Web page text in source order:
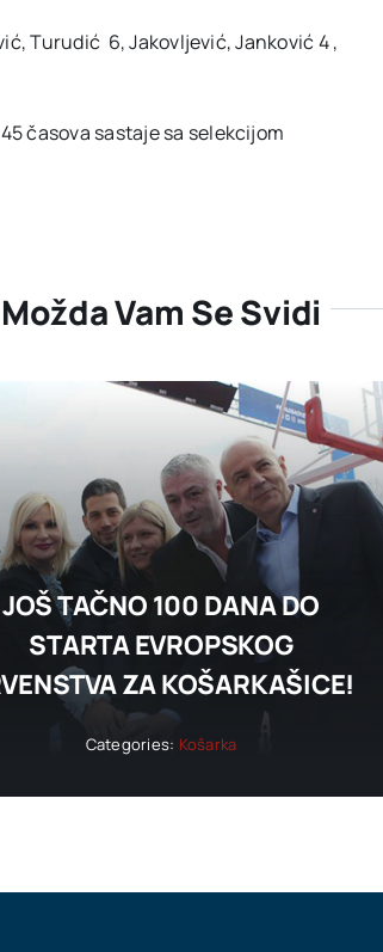
Turudić 6, Jakovljević, Janković 4 ,
časova sastaje sa selekcijom
Možda Vam Se Svidi
JOŠ TAČNO 100 DANA DO
STARTA EVROPSKOG
ZA KOŠARKAŠICE!
Categories: Košarka